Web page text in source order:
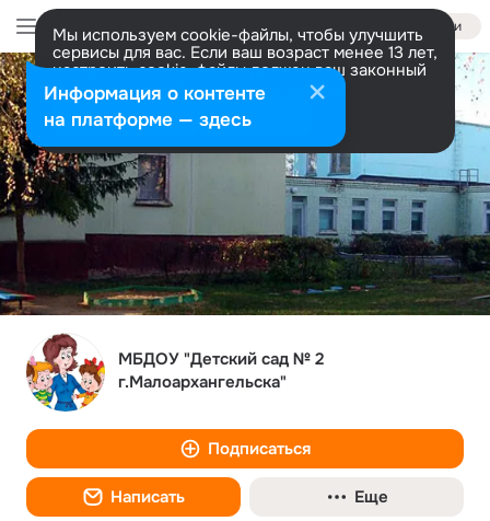
Войти
Мы используем cookie-файлы, чтобы улучшить
сервисы для вас. Если ваш возраст менее 13 лет,
настроить cookie-файлы должен ваш законный
представитель. Больше информации
Разрешить все Настроить
МБДОУ "Детский сад № 2
г.Малоархангельска"
Подписаться
Написать Еще
Информация о контенте
на платформе — здесь